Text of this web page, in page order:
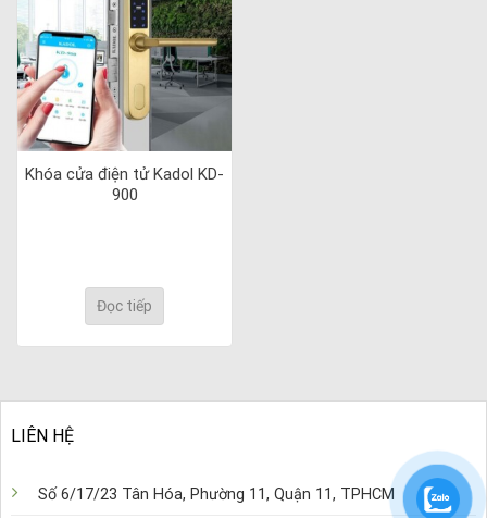
Khóa cửa điện tử Kadol KD-
900
Đọc tiếp
LIÊN HỆ
Số 6/17/23 Tân Hóa, Phường 11, Quận 11, TPHCM